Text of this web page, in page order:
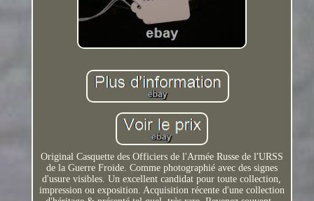
Original Casquette des Officiers de l'Armée Russe de l'URSS
de la Guerre Froide. Comme photographié avec des signes
d'usure visibles. Un excellent candidat pour toute collection,
impression ou exposition. Acquisition récente d'une collection